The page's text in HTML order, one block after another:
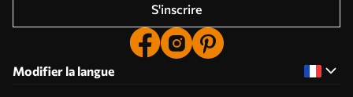
S'inscrire
Modifier la langue